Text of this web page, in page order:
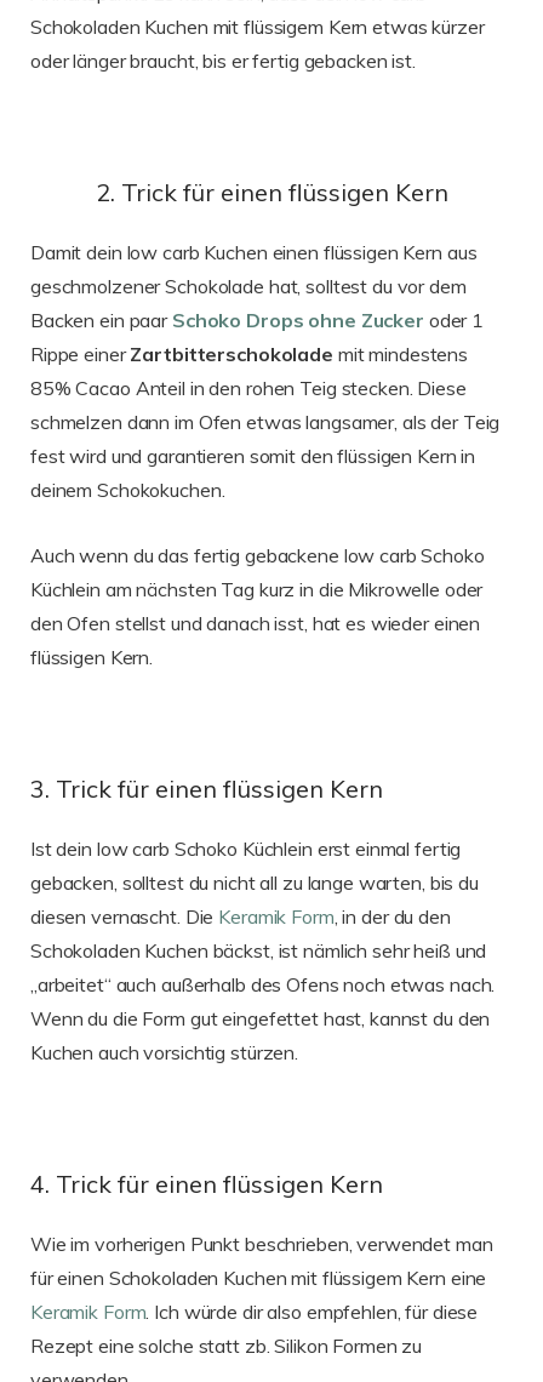
Schokoladen Kuchen mit flüssigem Kern etwas kürzer
oder länger braucht, bis er fertig gebacken ist.
2. Trick für einen flüssigen Kern
Damit dein low carb Kuchen einen flüssigen Kern aus
geschmolzener Schokolade hat, solltest du vor dem
Backen ein paar Schoko Drops ohne Zucker oder 1
Rippe einerZartbitterschokolade mit mindestens
85% Cacao Anteil in den rohen Teig stecken. Diese
schmelzen dann im Ofen etwas langsamer, als der Teig
fest wird und garantieren somit den flüssigen Kern in
deinem Schokokuchen.
Auch wenn du das fertig gebackene low carb Schoko
Küchlein am nächsten Tag kurz in die Mikrowelle oder
den Ofen stellst und danach isst, hat es wieder einen
flüssigen Kern.
3. Trick für einen flüssigen Kern
Ist dein low carb Schoko Küchlein erst einmal fertig
gebacken, solltest du nicht all zu lange warten, bis du
diesen vernascht. Die Keramik Form, in der du den
Schokoladen Kuchen bäckst, ist nämlich sehr heiß und
„arbeitet“ auch außerhalb des Ofens noch etwas nach.
Wenn du die Form gut eingefettet hast, kannst du den
Kuchen auch vorsichtig stürzen.
4. Trick für einen flüssigen Kern
Wie im vorherigen Punkt beschrieben, verwendet man
für einen Schokoladen Kuchen mit flüssigem Kern eine
Keramik Form. Ich würde dir also empfehlen, für diese
Rezept eine solche statt zb. Silikon Formen zu